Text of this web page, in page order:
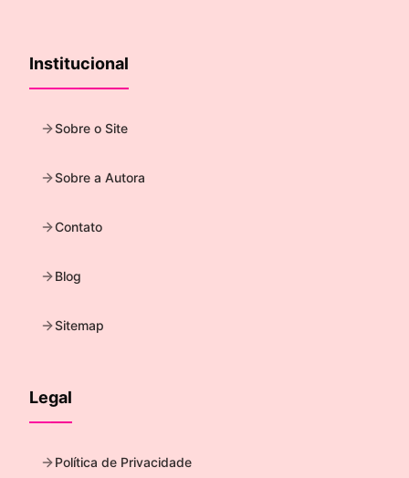
Institucional
Sobre o Site
Sobre a Autora
Contato
Blog
Sitemap
Legal
Política de Privacidade